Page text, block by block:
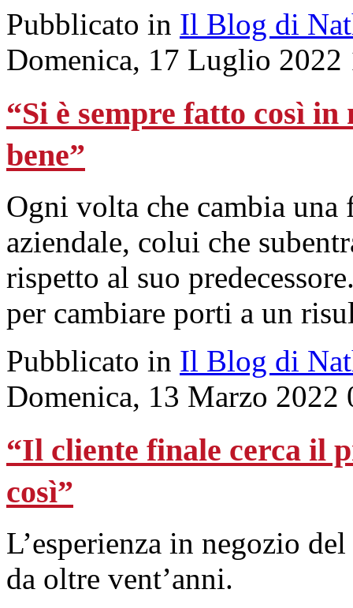
Pubblicato in Il Blog di
Domenica, 17 Luglio 2022
“Si è sempre fatto così in
bene”
Ogni volta che cambia una
aziendale, colui che
rispetto al suo
per cambiare porti a un
Pubblicato in Il Blog di
Domenica, 13 Marzo 2022
“Il cliente finale cerca il
così”
L’esperienza in negozio
da oltre vent’anni.